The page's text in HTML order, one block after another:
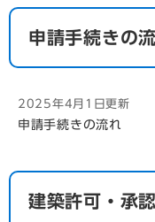
申請手続きの
2025年4月1日更新
申請手続きの流れ
建築許可・承